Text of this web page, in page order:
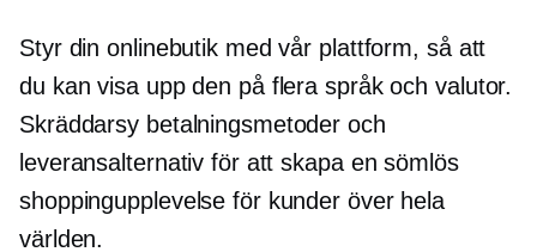
Styr din onlinebutik med vår plattform, så att
du kan visa upp den på flera språk och valutor.
Skräddarsy betalningsmetoder och
leveransalternativ för att skapa en sömlös
shoppingupplevelse för kunder över hela
världen.